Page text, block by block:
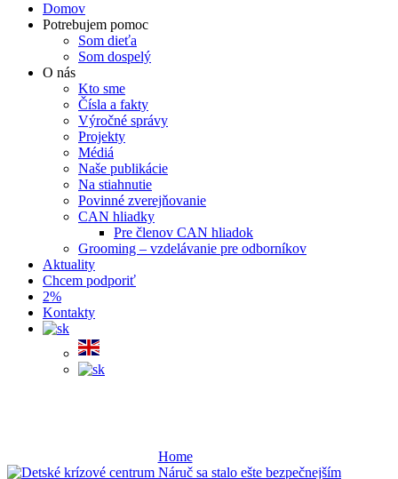
Domov
Potrebujem pomoc
Som dieťa
Som dospelý
O nás
Kto sme
Čísla a fakty
Výročné správy
Projekty
Médiá
Naše publikácie
Na stiahnutie
Povinné zverejňovanie
CAN hliadky
Pre členov CAN hliadok
Grooming – vzdelávanie pre odborníkov
Aktuality
Chcem podporiť
2%
Kontakty
Home